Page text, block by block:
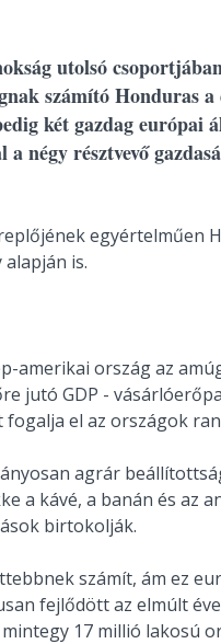
utolsó
számító Honduras
két gazdag európai
négy résztvevő
egyértelműen
is.
amerikai ország az
jutó GDP -
fogalja el az országok
agrár
a kávé, a banán és az
birtokolják.
számít, ám ez
fejlődött az elmúlt
17 millió lakosú